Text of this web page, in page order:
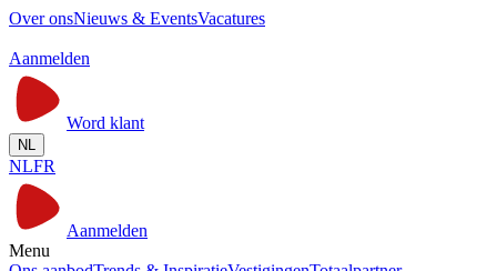
Over onsNieuws & EventsVacatures
Aanmelden
Word klant
NL
NLFR
Aanmelden
Menu